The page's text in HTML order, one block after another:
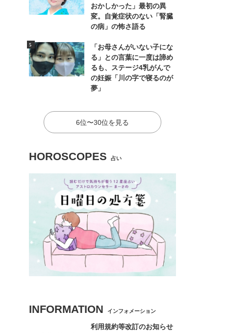
おかしかった」最初の異
変。自覚症状のない「腎臓
の病」の怖さ語る
「お母さんがいない子にな
る」との言葉に一度は諦め
るも、ステージ4乳がんで
の妊娠「川の字で寝るのが
夢」
6位〜30位を見る
HOROSCOPES 占い
INFORMATION インフォメーション
利用規約等改訂のお知らせ